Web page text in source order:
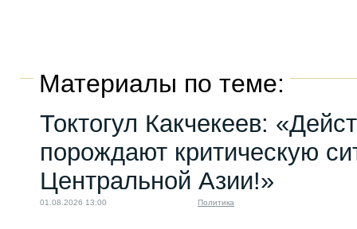
Материалы по теме:
Токтогул Какчекеев:
порождают критическую
Центральной Азии!»
01.08.2026 13:00 Политика